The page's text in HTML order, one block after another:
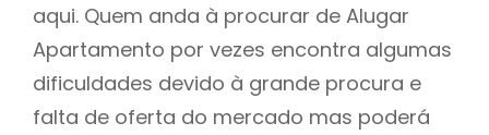
aqui. Quem anda à procurar de Alugar
Apartamento por vezes encontra algumas
dificuldades devido à grande procura e
falta de oferta do mercado mas poderá